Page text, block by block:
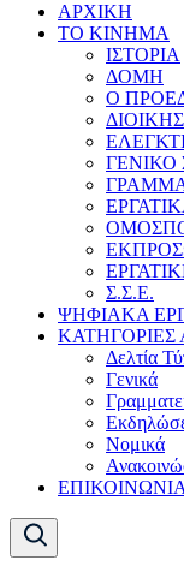
ΑΡΧΙΚΗ
ΤΟ ΚΙΝΗΜΑ
ΙΣΤΟΡΙΑ
ΔΟΜΗ
Ο
ΓΕΝΙΚΟ
Σ.Σ.Ε.
ΨΗΦΙΑΚΑ
ΚΑΤΗΓΟΡΙΕΣ
Δελτία
Γενικά
Νομικά
ΕΠΙΚΟΙΝΩΝΙΑ